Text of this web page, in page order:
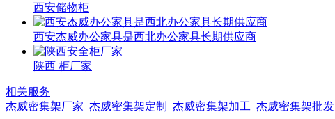
西安储物柜
西安杰威办公家具是西北办公家具长期供应商
陕西 柜厂家
相关服务
杰威密集架厂家 杰威密集架定制 杰威密集架加工 杰威密集架批发